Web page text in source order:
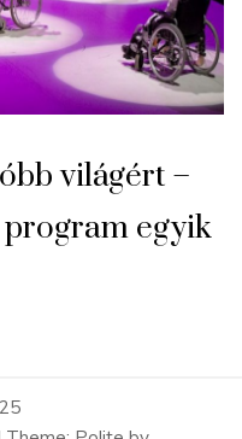
világért –
egyik